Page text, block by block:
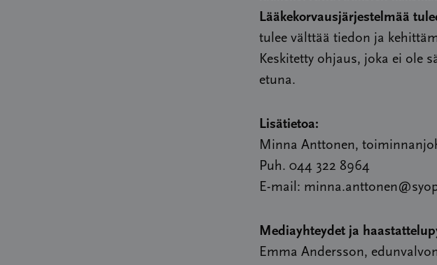
Lääkekorvausjärjestelmää
tulee välttää tiedon ja
Keskitetty ohjaus, joka ei ole
etuna.
Lisätietoa:
Minna Anttonen,
Puh. 044 322 8964
E-mail:
Mediayhteydet ja
Emma Andersson,